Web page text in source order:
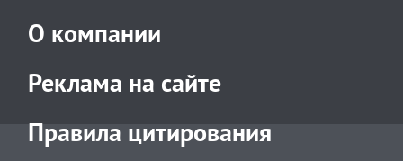
О компании
Реклама на сайте
Правила цитирования